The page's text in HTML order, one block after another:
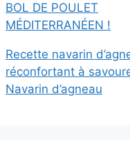
BOL DE POULET
MÉDITERRANÉEN !
Recette navarin
réconfortant à
Navarin d’agneau